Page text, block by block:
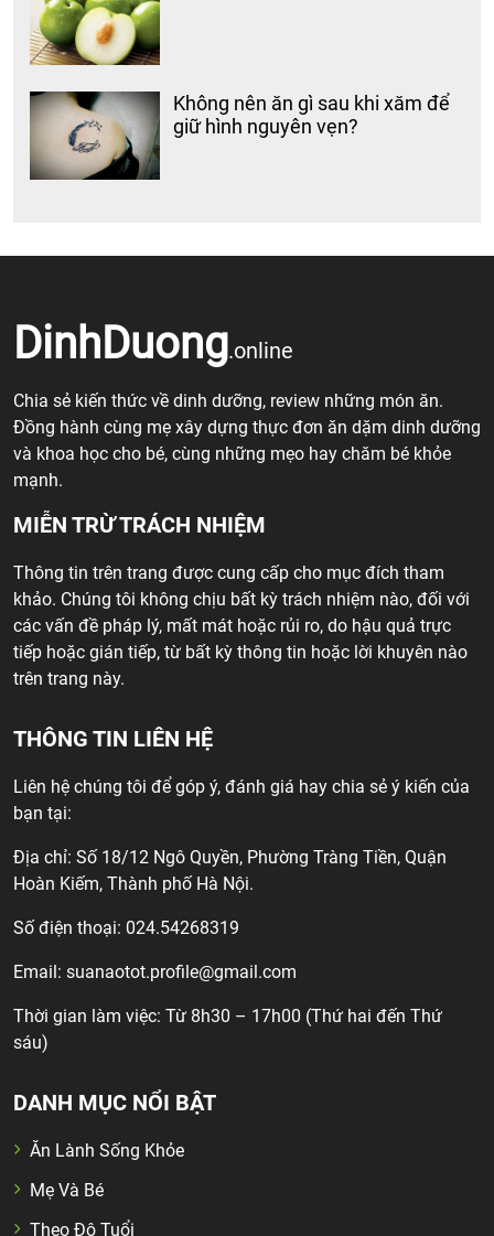
Không nên ăn gì sau khi xăm để
giữ hình nguyên vẹn?
DinhDuong.online
Chia sẻ kiến thức về dinh dưỡng, review những món ăn.
Đồng hành cùng mẹ xây dựng thực đơn ăn dặm dinh dưỡng
và khoa học cho bé, cùng những mẹo hay chăm bé khỏe
mạnh.
MIỄN TRỪ TRÁCH NHIỆM
Thông tin trên trang được cung cấp cho mục đích tham
khảo. Chúng tôi không chịu bất kỳ trách nhiệm nào, đối với
các vấn đề pháp lý, mất mát hoặc rủi ro, do hậu quả trực
tiếp hoặc gián tiếp, từ bất kỳ thông tin hoặc lời khuyên nào
trên trang này.
THÔNG TIN LIÊN HỆ
Liên hệ chúng tôi để góp ý, đánh giá hay chia sẻ ý kiến của
bạn tại:
Địa chỉ: Số 18/12 Ngô Quyền, Phường Tràng Tiền, Quận
Hoàn Kiếm, Thành phố Hà Nội.
Số điện thoại: 024.54268319
Email: suanaotot.profile@gmail.com
Thời gian làm việc: Từ 8h30 – 17h00 (Thứ hai đến Thứ
sáu)
DANH MỤC NỔI BẬT
Ăn Lành Sống Khỏe
Mẹ Và Bé
Theo Độ Tuổi